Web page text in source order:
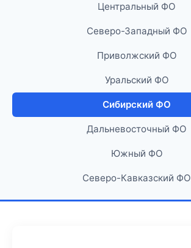
Центральный ФО
Северо-Западный ФО
Приволжский ФО
Уральский ФО
Сибирский ФО
Дальневосточный ФО
Южный ФО
Северо-Кавказский ФО